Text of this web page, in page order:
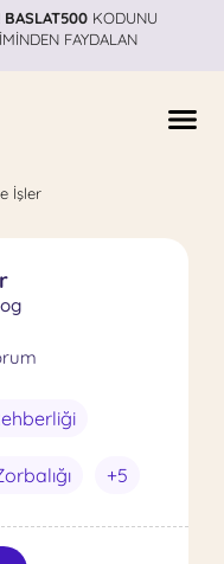
BASLAT500KODUNU
FAYDALAN
İşler
+5